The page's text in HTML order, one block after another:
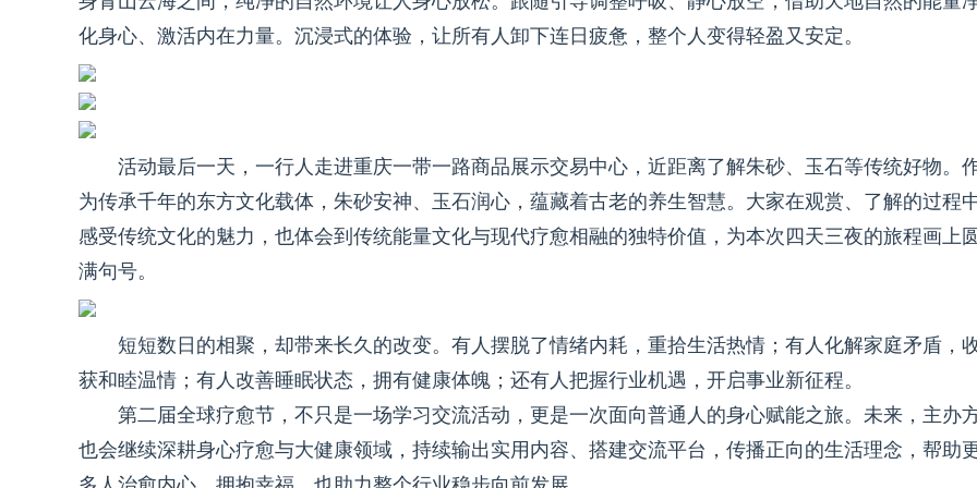
化身心、激活内在力量。沉浸式的体验，让所有人卸下连日疲惫，整个人变得轻盈又安定。
活动最后一天，一行人走进重庆一带一路商品展示交易中心，近距离了解朱砂、玉石等传统好物。
为传承千年的东方文化载体，朱砂安神、玉石润心，蕴藏着古老的养生智慧。大家在观赏、了解的过程
感受传统文化的魅力，也体会到传统能量文化与现代疗愈相融的独特价值，为本次四天三夜的旅程画上圆
满句号。
短短数日的相聚，却带来长久的改变。有人摆脱了情绪内耗，重拾生活热情；有人化解家庭矛盾，
获和睦温情；有人改善睡眠状态，拥有健康体魄；还有人把握行业机遇，开启事业新征程。
第二届全球疗愈节，不只是一场学习交流活动，更是一次面向普通人的身心赋能之旅。未来，主办
也会继续深耕身心疗愈与大健康领域，持续输出实用内容、搭建交流平台，传播正向的生活理念，帮助